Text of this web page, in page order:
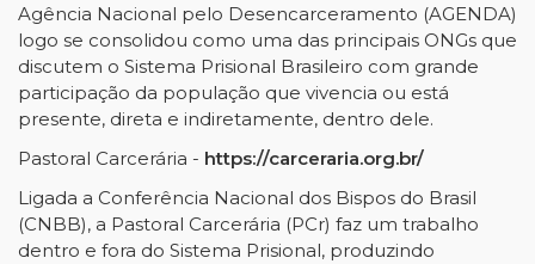
Agência Nacional pelo Desencarceramento (AGENDA)
logo se consolidou como uma das principais ONGs que
discutem o Sistema Prisional Brasileiro com grande
participação da população que vivencia ou está
presente, direta e indiretamente, dentro dele.
Pastoral Carcerária - https://carceraria.org.br/
Ligada a Conferência Nacional dos Bispos do Brasil
(CNBB), a Pastoral Carcerária (PCr) faz um trabalho
dentro e fora do Sistema Prisional, produzindo